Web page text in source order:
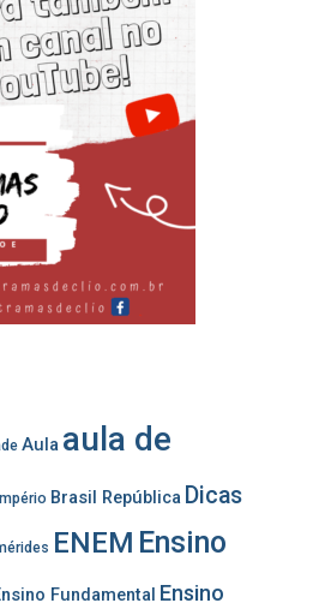
Aula aula de
Brasil República Dicas
ENEM Ensino
Fundamental Ensino